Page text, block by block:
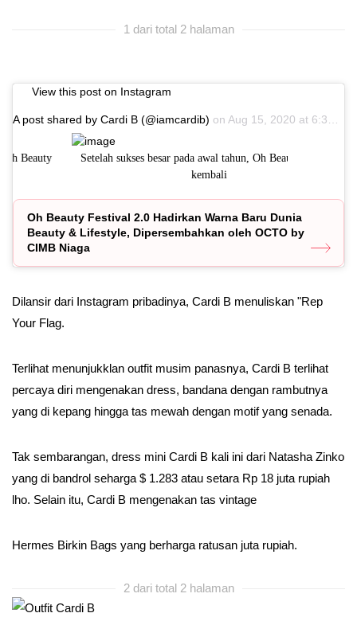
1 dari total 2 halaman
View this post on Instagram
A post shared by Cardi B (@iamcardib) on Aug 15, 2020 at 6:36pm PDT
Setelah sukses besar pada awal tahun, Oh Beauty Festival
Oh Beauty Festival 2.0 Hadirkan Warna Baru Dunia
Beauty & Lifestyle, Dipersembahkan oleh OCTO by
CIMB Niaga
Dilansir dari Instagram pribadinya, Cardi B menuliskan "Rep
Your Flag.
Terlihat menunjukklan outfit musim panasnya, Cardi B terlihat
percaya diri mengenakan dress, bandana dengan rambutnya
yang di kepang hingga tas mewah dengan motif yang senada.
Tak sembarangan, dress mini Cardi B kali ini dari Natasha Zinko
yang di bandrol seharga $ 1.283 atau setara Rp 18 juta rupiah
lho. Selain itu, Cardi B mengenakan tas vintage
Hermes Birkin Bags yang berharga ratusan juta rupiah.
2 dari total 2 halaman